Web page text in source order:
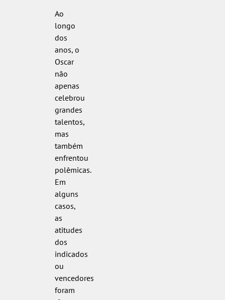
Ao
longo
dos
anos, o
Oscar
não
apenas
celebrou
grandes
talentos,
mas
também
enfrentou
polêmicas.
Em
alguns
casos,
as
atitudes
dos
indicados
ou
vencedores
foram